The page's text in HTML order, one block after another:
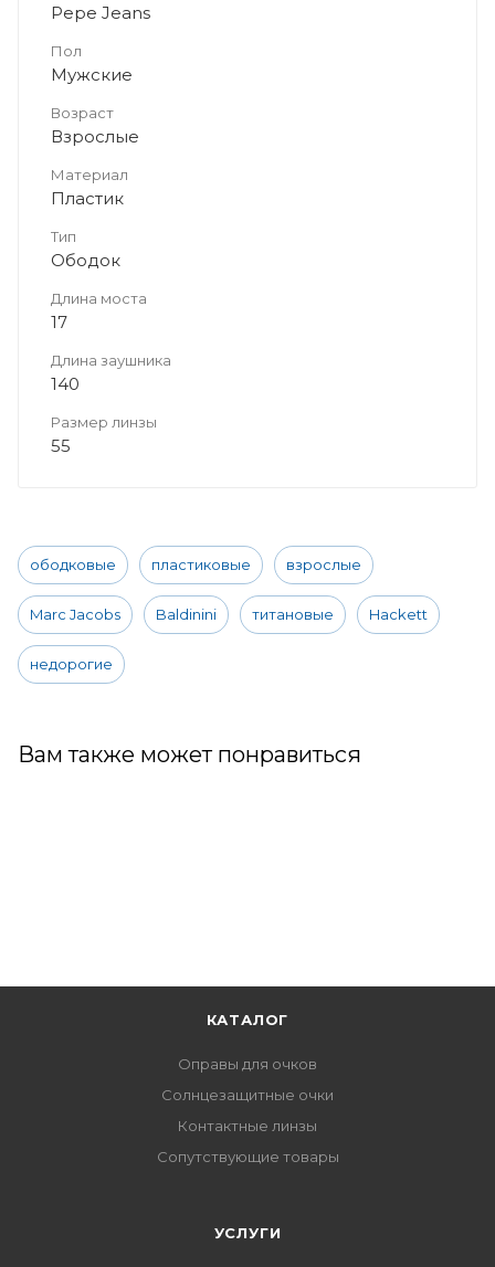
Pepe Jeans
Пол
Мужские
Возраст
Взрослые
Материал
Пластик
Тип
Ободок
Длина моста
17
Длина заушника
140
Размер линзы
55
ободковые пластиковые взрослые
Marc Jacobs Baldinini титановые Hackett
недорогие
Вам также может понравиться
КАТАЛОГ
Оправы для очков
Солнцезащитные очки
Контактные линзы
Сопутствующие товары
УСЛУГИ